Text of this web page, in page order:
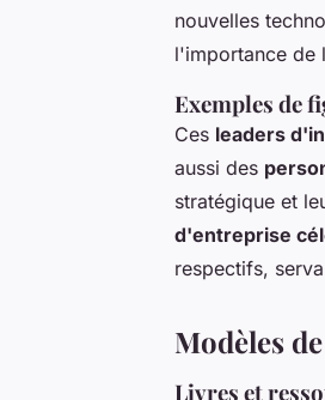
nouvelles
l'importance de
Exemples de
Ces leaders
aussi des
stratégique et
d'entreprise
respectifs,
Modèles
Livres et